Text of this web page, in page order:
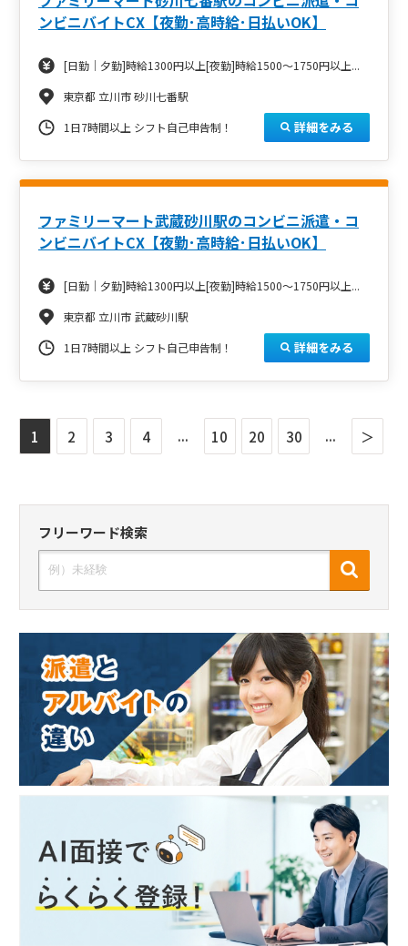
ンビニバイトCX【夜勤･高時給･日払いOK】
[日勤｜夕勤]時給1300円以上[夜勤]時給1500～1750円以上...
東京都 立川市 砂川七番駅
1日7時間以上 シフト自己申告制！
詳細をみる
ファミリーマート武蔵砂川駅のコンビニ派遣・コ
ンビニバイトCX【夜勤･高時給･日払いOK】
[日勤｜夕勤]時給1300円以上[夜勤]時給1500～1750円以上...
東京都 立川市 武蔵砂川駅
1日7時間以上 シフト自己申告制！
詳細をみる
1 2 3 4 ... 10 20 30 ... ＞
フリーワード検索